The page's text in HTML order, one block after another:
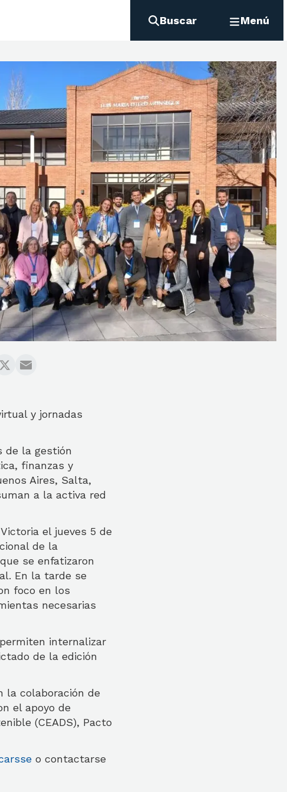
Buscar Menú
y jornadas
de la gestión
finanzas y
Aires, Salta,
a la activa red
el jueves 5 de
de la
se enfatizaron
En la tarde se
foco en los
necesarias
internalizar
de la edición
la colaboración de
el apoyo de
(CEADS), Pacto
o contactarse